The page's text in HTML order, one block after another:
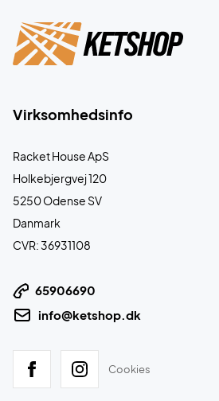
Virksomhedsinfo
Racket House ApS
Holkebjergvej 120
5250 Odense SV
Danmark
CVR: 36931108
65906690
info@ketshop.dk
Cookies